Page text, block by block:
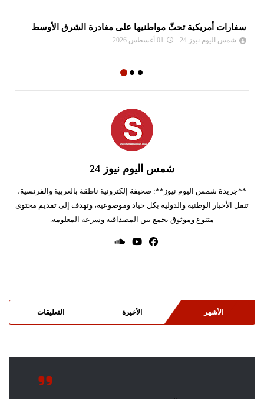
سفارات أمريكية تحثّ مواطنيها على مغادرة الشرق الأوسط
شمس اليوم نيوز 24 01 أغسطس 2026
شمس اليوم نيوز 24
**جريدة شمس اليوم نيوز**: صحيفة إلكترونية ناطقة بالعربية والفرنسية،
تنقل الأخبار الوطنية والدولية بكل حياد وموضوعية، وتهدف إلى تقديم محتوى
متنوع وموثوق يجمع بين المصداقية وسرعة المعلومة.
الأشهر الأخيرة التعليقات